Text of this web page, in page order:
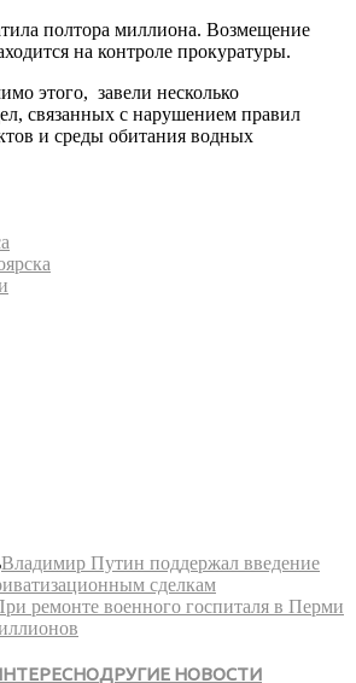
полтора миллиона. Возмещение
на контроле прокуратуры.
этого, завели несколько
связанных с нарушением правил
и среды обитания водных
Владимир Путин поддержал введение
сделкам
ремонте военного госпиталя в Перми
ДРУГИЕ НОВОСТИ